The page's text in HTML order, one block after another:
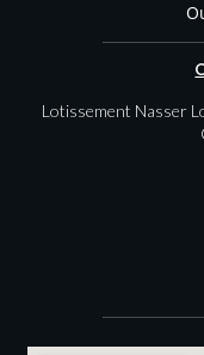
Lotissement Nasser